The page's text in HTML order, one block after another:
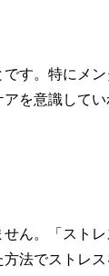
す。特にメ
を意識して
ん。「スト
法でストレ